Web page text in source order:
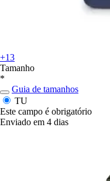
+13
Tamanho
*
Guia de tamanhos
TU
Este campo é obrigatório
Enviado em 4 dias